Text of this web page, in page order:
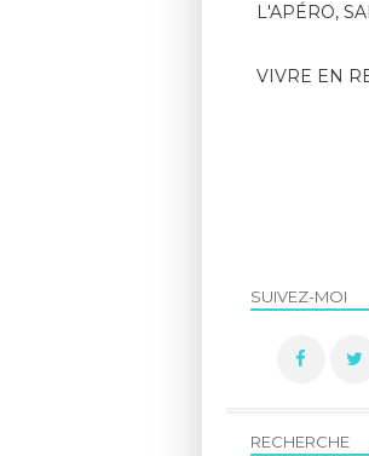
L'APÉRO,
VIVRE EN
SUIVEZ-MOI
RECHERCHE